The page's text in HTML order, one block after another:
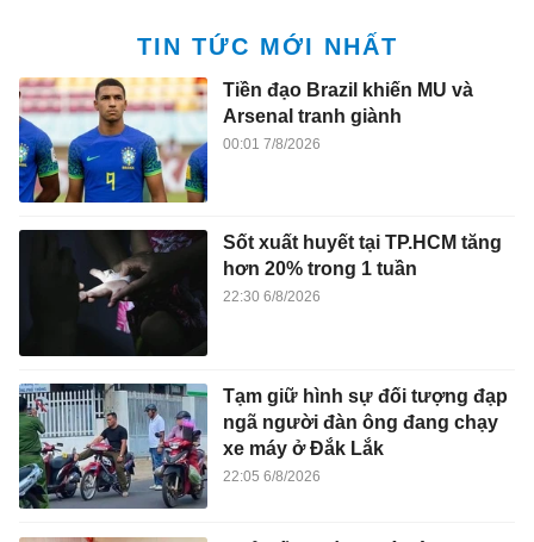
TIN TỨC MỚI NHẤT
Tiền đạo Brazil khiến MU và
Arsenal tranh giành
00:01 7/8/2026
Sốt xuất huyết tại TP.HCM tăng
hơn 20% trong 1 tuần
22:30 6/8/2026
Tạm giữ hình sự đối tượng đạp
ngã người đàn ông đang chạy
xe máy ở Đắk Lắk
22:05 6/8/2026